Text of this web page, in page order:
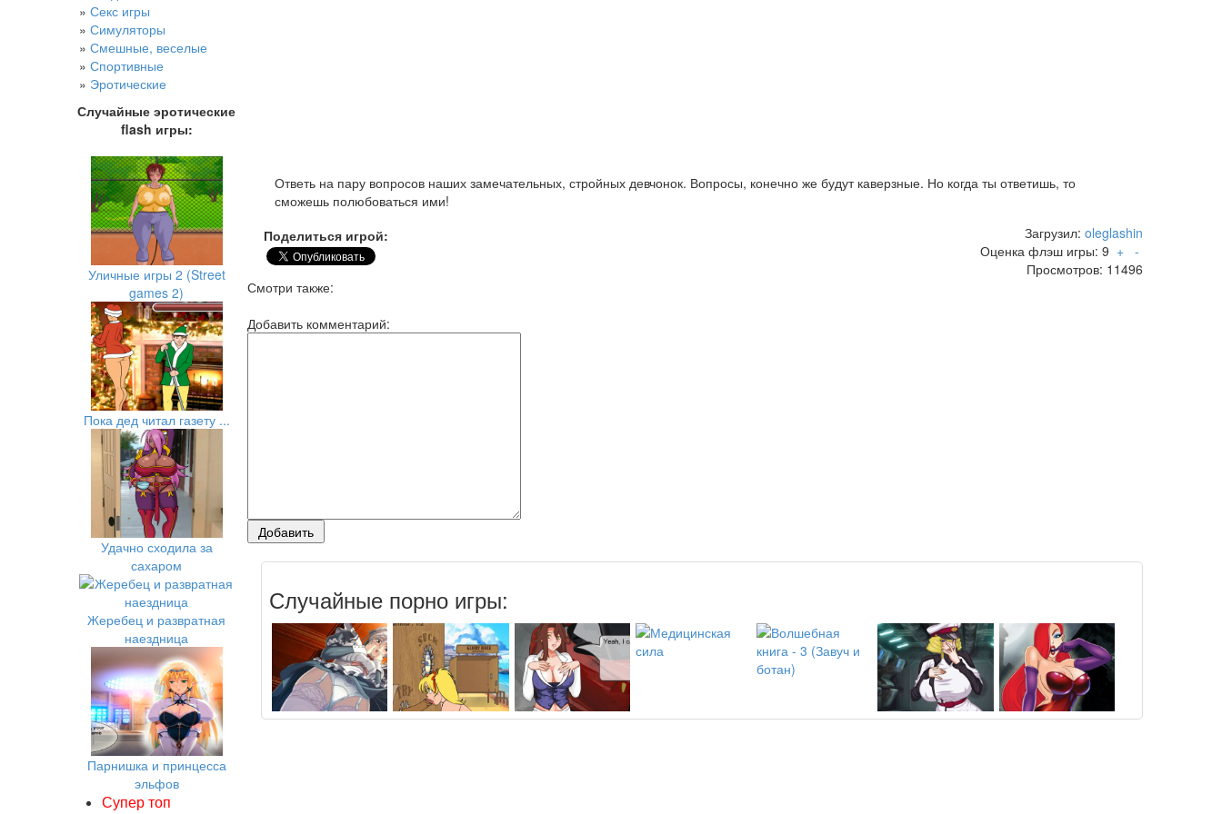
» Секс игры
» Симуляторы
» Смешные, веселые
» Спортивные
» Эротические
Случайные эротические
flash игры:
Уличные игры 2 (Street
games 2)
Пока дед читал газету ...
Удачно сходила за
сахаром
Жеребец и развратная
наездница
Парнишка и принцесса
эльфов
Супер топ
Ответь на пару вопросов наших замечательных, стройных девчонок. Вопросы, конечно же будут каверзные. Но когда ты ответишь, то
сможешь полюбоваться ими!
Поделиться игрой:
Загрузил: oleglashin
Оценка флэш игры: 9 + -
Просмотров: 11496
Смотри также:
Добавить комментарий:
Случайные порно игры: